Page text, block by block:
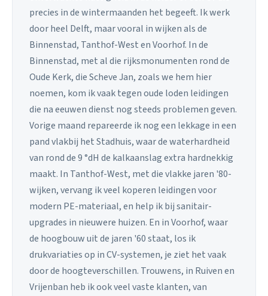
precies in de wintermaanden het begeeft. Ik werk
door heel Delft, maar vooral in wijken als de
Binnenstad, Tanthof-West en Voorhof. In de
Binnenstad, met al die rijksmonumenten rond de
Oude Kerk, die Scheve Jan, zoals we hem hier
noemen, kom ik vaak tegen oude loden leidingen
die na eeuwen dienst nog steeds problemen geven.
Vorige maand repareerde ik nog een lekkage in een
pand vlakbij het Stadhuis, waar de waterhardheid
van rond de 9 °dH de kalkaanslag extra hardnekkig
maakt. In Tanthof-West, met die vlakke jaren '80-
wijken, vervang ik veel koperen leidingen voor
modern PE-materiaal, en help ik bij sanitair-
upgrades in nieuwere huizen. En in Voorhof, waar
de hoogbouw uit de jaren '60 staat, los ik
drukvariaties op in CV-systemen, je ziet het vaak
door de hoogteverschillen. Trouwens, in Ruiven en
Vrijenban heb ik ook veel vaste klanten, van